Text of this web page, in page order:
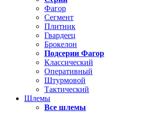
Фагор
Сегмент
Плитник
Гвардеец
Брокелон
Подсерии Фагор
Классический
Оперативный
Штурмовой
Тактический
Шлемы
Все шлемы